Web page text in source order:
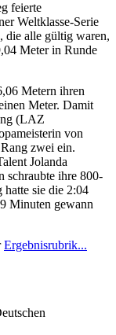
feierte
Weltklasse-Serie
die alle gültig waren,
Meter in Runde
Metern ihren
Meter. Damit
(LAZ
von
zwei ein.
Jolanda
ihre 800-
sie die 2:04
Minuten gewann
Ergebnisrubrik...